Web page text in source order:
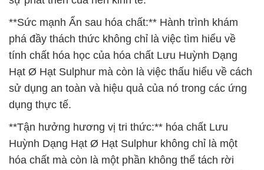
**Sức mạnh Ẩn sau hóa chất:** Hành trình khám
phá đầy thách thức không chỉ là việc tìm hiểu về
tính chất hóa học của hóa chất Lưu Huỳnh Dạng
Hạt Ø Hạt Sulphur mà còn là việc thấu hiểu về cách
sử dụng an toàn và hiệu quả của nó trong các ứng
dụng thực tế.
**Tận hưởng hương vị tri thức:** hóa chất Lưu
Huỳnh Dạng Hạt Ø Hạt Sulphur không chỉ là một
hóa chất mà còn là một phần không thể tách rời